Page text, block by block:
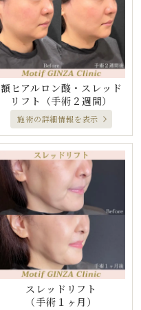
額ヒアルロン酸・スレッド
リフト
（手術２週間）
施術の詳細情報を表示
スレッドリフト
（手術１ヶ月）